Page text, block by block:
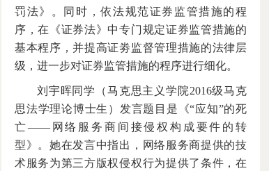
罚法》。同时，依法规范证券监管措施的程
序，在《证券法》中专门规定证券监管措施的
基本程序，并提高证劵监督管理措施的法律层
级，进一步对证券监管措施的程序进行细化。
刘宇晖同学（马克思主义学院2016级马克
思法学理论博士生）发言题目是《“应知”的死
亡——网络服务商间接侵权构成要件的转
型》。她在发言中指出，网络服务商提供的技
术服务为第三方版权侵权行为提供了条件，在